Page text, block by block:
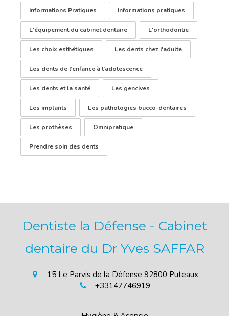
Informations Pratiques Informations pratiques
L'équipement du cabinet dentaire L'orthodontie
Les choix esthétiques Les dents chez l'adulte
Les dents de l’enfance à l’adolescence
Les dents et la santé Les gencives
Les implants Les pathologies bucco-dentaires
Les prothèses Omnipratique
Prendre soin des dents
Dentiste la Défense - Cabinet
dentaire du Dr Yves SAFFAR
15 Le Parvis de la Défense 92800 Puteaux
+33147746919